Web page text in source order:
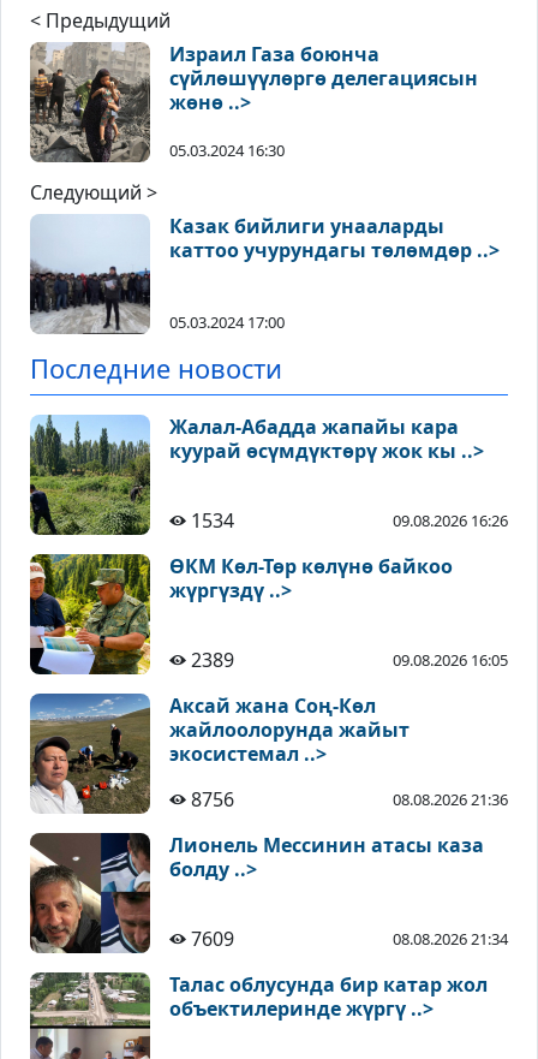
< Предыдущий
Израил Газа боюнча
сүйлөшүүлөргө делегациясын
жөнө ..>
05.03.2024 16:30
Следующий >
Казак бийлиги унааларды
каттоо учурундагы төлөмдөр ..>
05.03.2024 17:00
Последние новости
Жалал-Абадда жапайы кара
куурай өсүмдүктөрү жок кы ..>
1534 09.08.2026 16:26
ӨКМ Көл-Төр көлүнө байкоо
жүргүздү ..>
2389 09.08.2026 16:05
Аксай жана Соң-Көл
жайлоолорунда жайыт
экосистемал ..>
8756
08.08.2026 21:36
Лионель Мессинин атасы каза
болду ..>
7609 08.08.2026 21:34
Талас облусунда бир катар жол
объектилеринде жүргү ..>